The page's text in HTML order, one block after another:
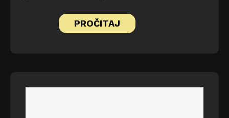
PROČITAJ